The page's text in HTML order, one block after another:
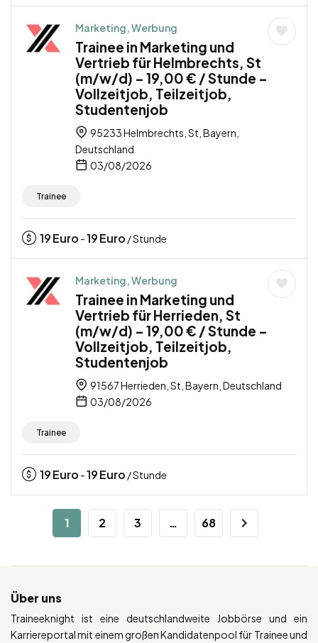
Marketing, Werbung
Trainee in Marketing und
Vertrieb für Helmbrechts, St
(m/w/d) – 19,00 € / Stunde –
Vollzeitjob, Teilzeitjob,
Studentenjob
95233 Helmbrechts, St, Bayern,
Deutschland
03/08/2026
Trainee
19Euro -19Euro / Stunde
Marketing, Werbung
Trainee in Marketing und
Vertrieb für Herrieden, St
(m/w/d) – 19,00 € / Stunde –
Vollzeitjob, Teilzeitjob,
Studentenjob
91567 Herrieden, St, Bayern, Deutschland
03/08/2026
Trainee
19Euro -19Euro / Stunde
1 2 3 … 68
Über uns
Traineeknight ist eine deutschlandweite Jobbörse und ein
Karriereportal mit einem großen Kandidatenpool für Trainee und